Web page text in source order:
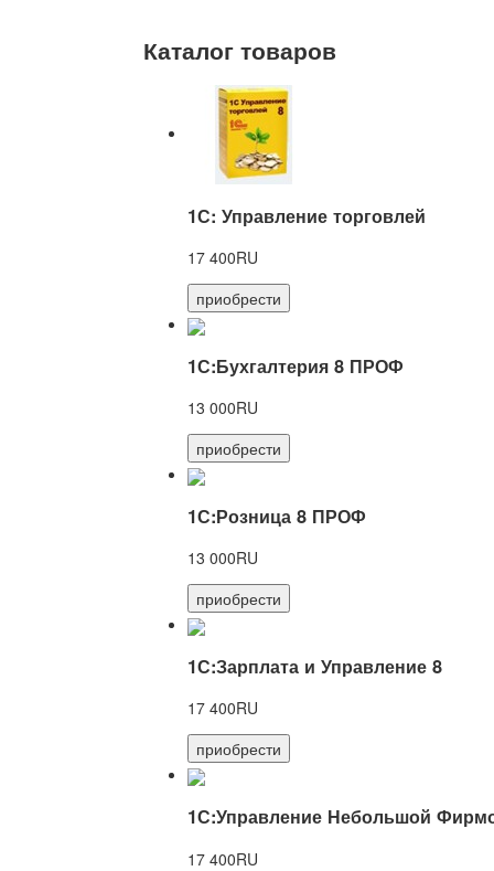
Каталог товаров
1С: Управление торговлей
17 400RU
приобрести
1С:Бухгалтерия 8 ПРОФ
13 000RU
приобрести
1С:Розница 8 ПРОФ
13 000RU
приобрести
1С:Зарплата и Управление 8
17 400RU
приобрести
1С:Управление Небольшой
17 400RU